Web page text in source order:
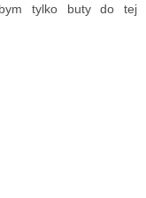
tylko buty do tej